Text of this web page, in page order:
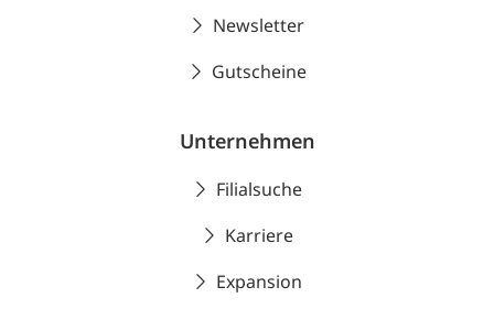
Newsletter
Gutscheine
Unternehmen
Filialsuche
Karriere
Expansion